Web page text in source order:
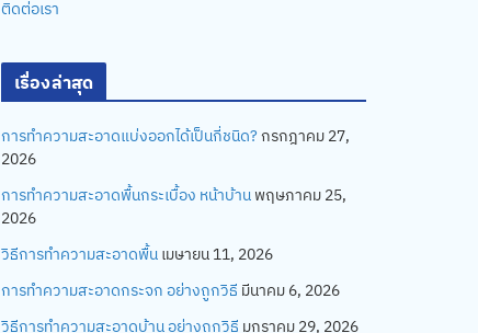
ติดต่อเรา
เรื่องล่าสุด
การทำความสะอาดแบ่งออกได้เป็นกี่ชนิด? กรกฎาคม 27,
2026
การทำความสะอาดพื้นกระเบื้อง หน้าบ้าน พฤษภาคม 25,
2026
วิธีการทำความสะอาดพื้น เมษายน 11, 2026
การทำความสะอาดกระจก อย่างถูกวิธี มีนาคม 6, 2026
วิธีการทำความสะอาดบ้าน อย่างถูกวิธี มกราคม 29, 2026